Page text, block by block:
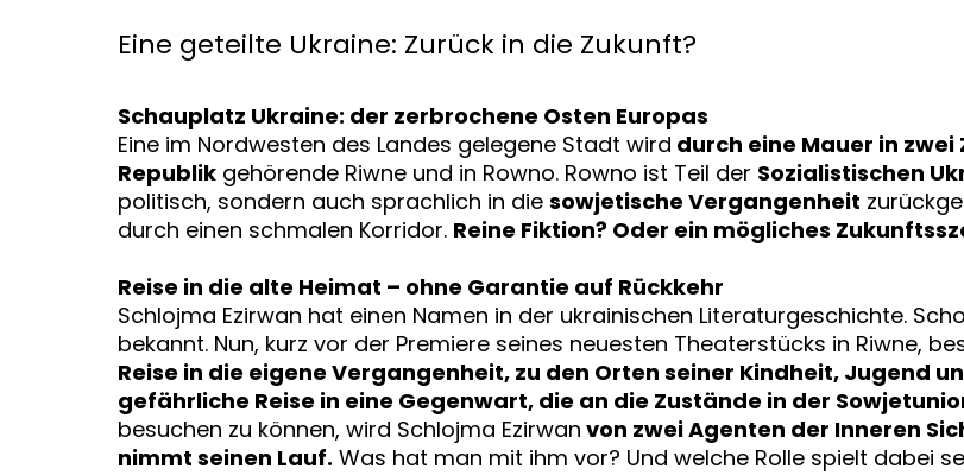
Eine geteilte Ukraine: Zurück in die Zukunft?
Schauplatz Ukraine: der zerbrochene Osten Europas
Eine im Nordwesten des Landes gelegene Stadt wird durch eine Mauer in
Republikgehörende Riwne und in Rowno. Rowno ist Teil der Sozialistischen
politisch, sondern auch sprachlich in die sowjetische Vergangenheit
durch einen schmalen Korridor. Reine Fiktion? Oder ein mögliches
Reise in die alte Heimat – ohne Garantie auf Rückkehr
Schlojma Ezirwan hat einen Namen in der ukrainischen Literaturgeschichte.
bekannt. Nun, kurz vor der Premiere seines neuesten Theaterstücks in Riwne,
Reise in die eigene Vergangenheit, zu den Orten seiner Kindheit, Jugend
gefährliche Reise in eine Gegenwart, die an die Zustände in der
besuchen zu können, wird Schlojma Ezirwan von zwei Agenten der Inneren
nimmt seinen Lauf. Was hat man mit ihm vor? Und welche Rolle spielt dabei